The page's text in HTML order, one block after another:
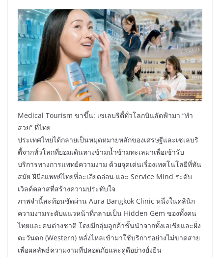
Medical Tourism ขาขึ้น: เซเลบริตี้ทั่วโลกบินลัดฟ้ามา “ทำ
สวย” ที่ไทย
ประเทศไทยได้กลายเป็นหมุดหมายหลักของเศรษฐีและเซเลบริ
ตี้จากทั่วโลกที่ยอมเดินทางข้ามน้ำข้ามทะเลมาเพื่อเข้ารับ
บริการทางการแพทย์ความงาม ด้วยจุดเด่นเรื่องเทคโนโลยีที่ทัน
สมัย ฝีมือแพทย์ไทยที่ละเอียดอ่อน และ Service Mind ระดับ
เวิลด์คลาสที่สร้างความประทับใจ
ภาพจำนี้สะท้อนชัดผ่าน Aura Bangkok Clinic หนึ่งในคลินิก
ความงามระดับแนวหน้าที่กลายเป็น Hidden Gem ของทั้งคน
ไทยและคนต่างชาติ โดยมีกลุ่มลูกค้าชั้นนำจากทั้งเอเชียและฝั่ง
ตะวันตก (Western) หลั่งไหลเข้ามาใช้บริการอย่างไม่ขาดสาย
เพื่อผลลัพธ์ความงามที่ปลอดภัยและดูดีอย่างยั่งยืน